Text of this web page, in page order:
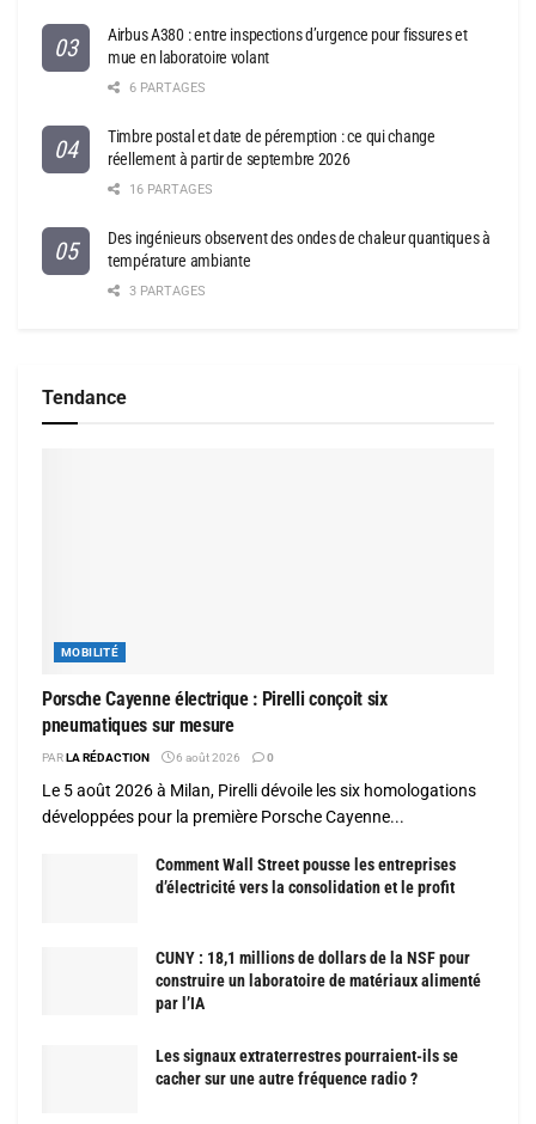
Airbus A380 : entre inspections d’urgence pour fissures et
mue en laboratoire volant
6 PARTAGES
Timbre postal et date de péremption : ce qui change
réellement à partir de septembre 2026
16 PARTAGES
Des ingénieurs observent des ondes de chaleur quantiques à
température ambiante
3 PARTAGES
Tendance
MOBILITÉ
Porsche Cayenne électrique : Pirelli conçoit six
pneumatiques sur mesure
PAR LA RÉDACTION 6 août 2026 0
Le 5 août 2026 à Milan, Pirelli dévoile les six homologations
développées pour la première Porsche Cayenne...
Comment Wall Street pousse les entreprises
d’électricité vers la consolidation et le profit
CUNY : 18,1 millions de dollars de la NSF pour
construire un laboratoire de matériaux alimenté
par l’IA
Les signaux extraterrestres pourraient-ils se
cacher sur une autre fréquence radio ?